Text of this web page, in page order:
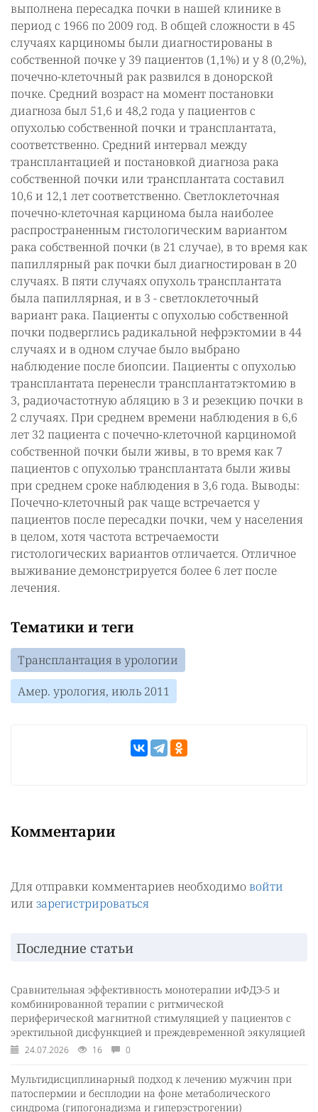
выполнена пересадка почки в нашей клинике в
период с 1966 по 2009 год. В общей сложности в 45
случаях карциномы были диагностированы в
собственной почке у 39 пациентов (1,1%) и у 8 (0,2%),
почечно-клеточный рак развился в донорской
почке. Средний возраст на момент постановки
диагноза был 51,6 и 48,2 года у пациентов с
опухолью собственной почки и трансплантата,
соответственно. Средний интервал между
трансплантацией и постановкой диагноза рака
собственной почки или трансплантата составил
10,6 и 12,1 лет соответственно. Светлоклеточная
почечно-клеточная карцинома была наиболее
распространенным гистологическим вариантом
рака собственной почки (в 21 случае), в то время как
папиллярный рак почки был диагностирован в 20
случаях. В пяти случаях опухоль трансплантата
была папиллярная, и в 3 - светлоклеточный
вариант рака. Пациенты с опухолью собственной
почки подверглись радикальной нефрэктомии в 44
случаях и в одном случае было выбрано
наблюдение после биопсии. Пациенты с опухолью
трансплантата перенесли трансплантатэктомию в
3, радиочастотную абляцию в 3 и резекцию почки в
2 случаях. При среднем времени наблюдения в 6,6
лет 32 пациента с почечно-клеточной карциномой
собственной почки были живы, в то время как 7
пациентов с опухолью трансплантата были живы
при среднем сроке наблюдения в 3,6 года. Выводы:
Почечно-клеточный рак чаще встречается у
пациентов после пересадки почки, чем у населения
в целом, хотя частота встречаемости
гистологических вариантов отличается. Отличное
выживание демонстрируется более 6 лет после
лечения.
Тематики и теги
Трансплантация в урологии
Амер. урология, июль 2011
Комментарии
Для отправки комментариев необходимо войти
или зарегистрироваться
Последние статьи
Сравнительная эффективность монотерапии иФДЭ-5 и
комбинированной терапии с ритмической
периферической магнитной стимуляцией у пациентов с
эректильной дисфункцией и преждевременной эякуляцией
24.07.2026 16 0
Мультидисциплинарный подход к лечению мужчин при
патоспермии и бесплодии на фоне метаболического
синдрома (гипогонадизма и гиперэстрогении)